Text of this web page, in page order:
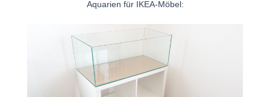
Aquarien für IKEA-Möbel: